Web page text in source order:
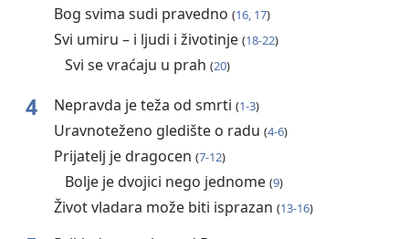
Bog svima sudi pravedno (16, 17)
Svi umiru – i ljudi i životinje (18-22)
Svi se vraćaju u prah (20)
4 Nepravda je teža od smrti (1-3)
Uravnoteženo gledište o radu (4-6)
Prijatelj je dragocen (7-12)
Bolje je dvojici nego jednome (9)
Život vladara može biti isprazan (13-16)